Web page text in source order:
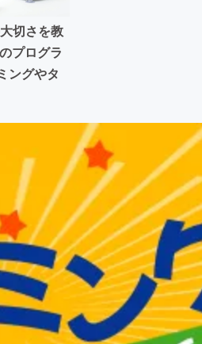
切さを教
プログラ
ングやタ